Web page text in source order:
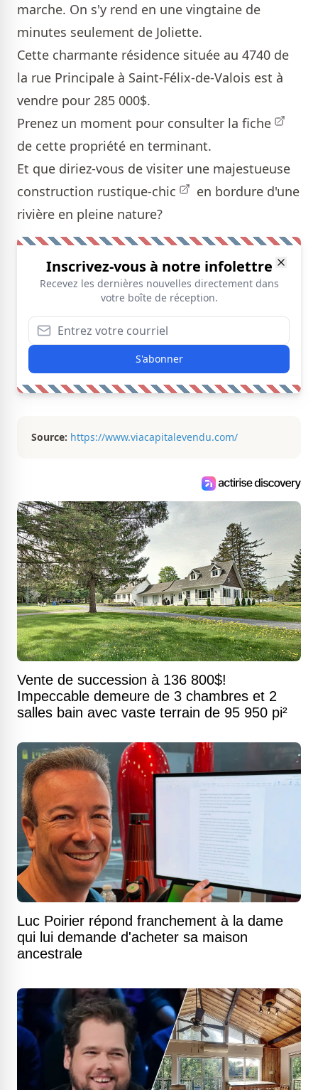
marche. On s'y rend en une vingtaine de
minutes seulement de Joliette.
Cette charmante résidence située au 4740 de
la rue Principale à Saint-Félix-de-Valois est à
vendre pour 285 000$.
Prenez un moment pour consulter la fiche
de cette propriété en terminant.
Et que diriez-vous de visiter une majestueuse
construction rustique-chic
en bordure d'une
rivière en pleine nature?
Inscrivez-vous à notre infolettre
Recevez les dernières nouvelles directement dans
votre boîte de réception.
S'abonner
Source: https://www.viacapitalevendu.com/
Vente de succession à 136 800$!
Impeccable demeure de 3 chambres et 2
salles bain avec vaste terrain de 95 950 pi²
Luc Poirier répond franchement à la dame
qui lui demande d'acheter sa maison
ancestrale